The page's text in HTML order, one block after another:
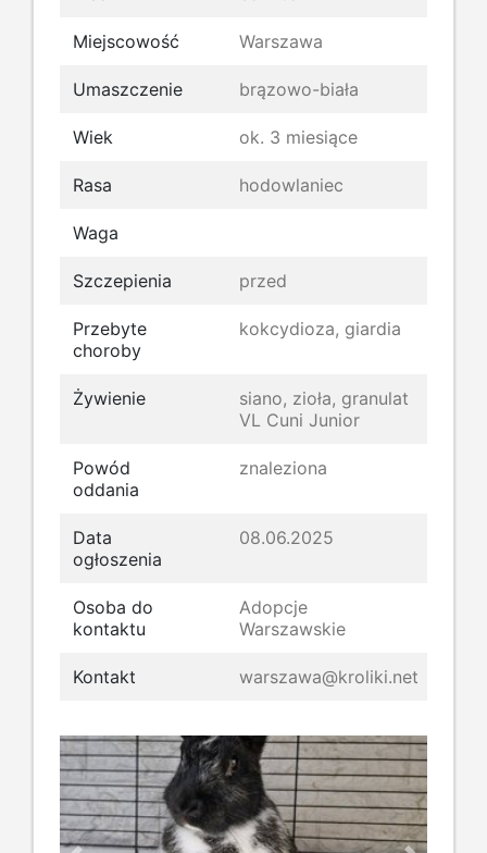
Miejscowość Warszawa
Umaszczenie brązowo-biała
Wiek ok. 3 miesiące
Rasa hodowlaniec
Waga
Szczepienia przed
Przebyte
choroby
kokcydioza, giardia
Żywienie
siano, zioła, granulat
VL Cuni Junior
Powód
oddania
znaleziona
Data
ogłoszenia
08.06.2025
Osoba do
kontaktu
Adopcje
Warszawskie
Kontakt warszawa@kroliki.net